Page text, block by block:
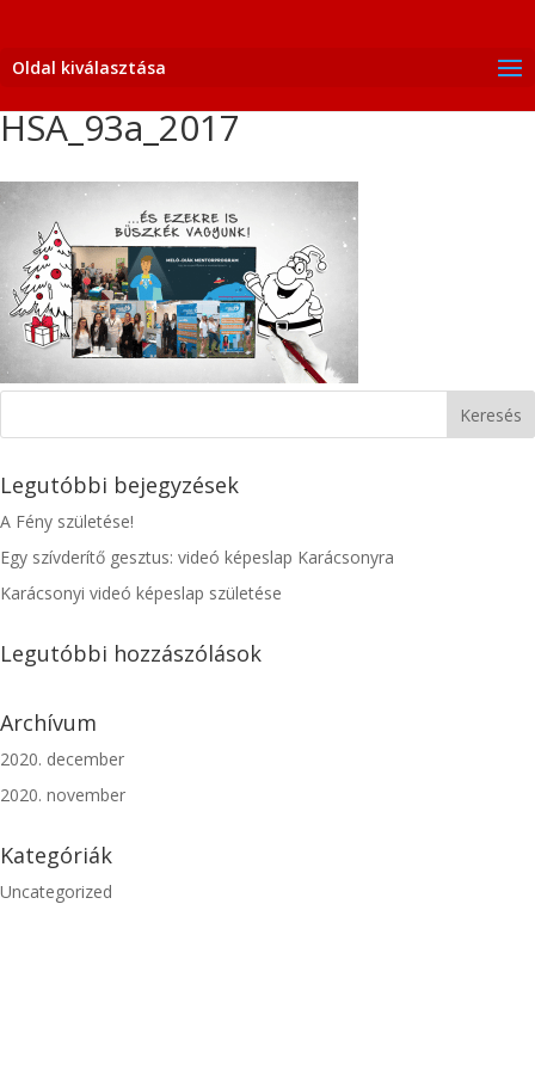
Oldal kiválasztása
HSA_93a_2017
Legutóbbi bejegyzések
A Fény születése!
Egy szívderítő gesztus: videó képeslap Karácsonyra
Karácsonyi videó képeslap születése
Legutóbbi hozzászólások
Archívum
2020. december
2020. november
Kategóriák
Uncategorized